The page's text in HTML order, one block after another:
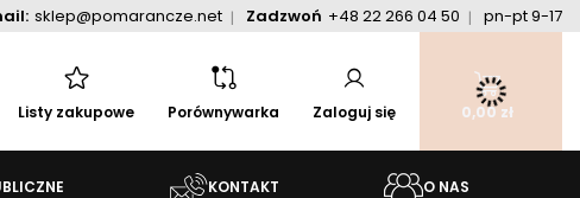
sklep@pomarancze.net Zadzwoń +48 22 266 04 50 pn-pt 9-17
Listy zakupowe Porównywarka Zaloguj się 0,00 zł
KONTAKT O NAS